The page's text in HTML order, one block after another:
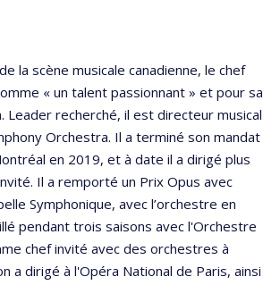
la scène musicale canadienne, le chef
« un talent passionnant » et pour sa
recherché, il est directeur musical
Orchestra. Il a terminé son mandat
en 2019, et à date il a dirigé plus
Il a remporté un Prix Opus avec
Symphonique, avec l’orchestre en
pendant trois saisons avec l'Orchestre
chef invité avec des orchestres à
a dirigé à l'Opéra National de Paris, ainsi